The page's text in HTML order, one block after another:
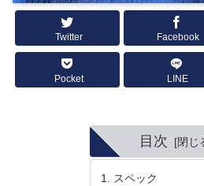
Twitter Facebook
Pocket LINE
目次
スペック